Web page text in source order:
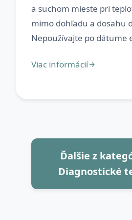
a suchom mieste pri
mimo dohľadu a dosahu
Ďalšie z
Diagnostické